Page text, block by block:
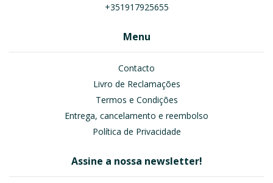
+351917925655
Menu
Contacto
Livro de Reclamações
Termos e Condições
Entrega, cancelamento e reembolso
Política de Privacidade
Assine a nossa newsletter!